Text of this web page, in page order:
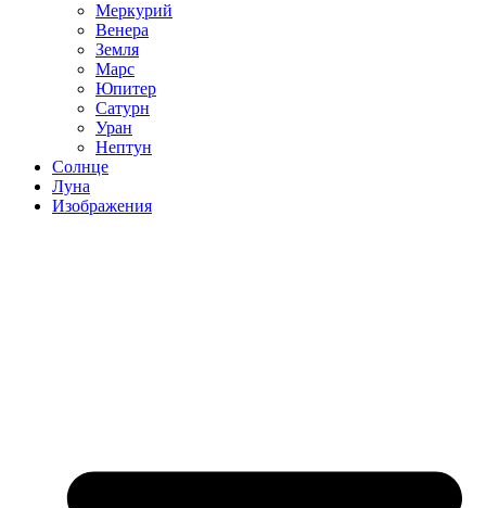
Меркурий
Венера
Земля
Марс
Юпитер
Сатурн
Уран
Нептун
Солнце
Луна
Изображения